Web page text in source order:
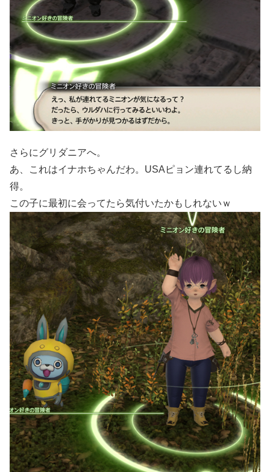
さらにグリダニアへ。
あ、これはイナホちゃんだわ。USAピョン連れてるし納
得。
この子に最初に会ってたら気付いたかもしれないｗ